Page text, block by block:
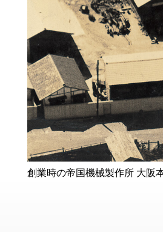
創業時の帝国機械製作所 大阪